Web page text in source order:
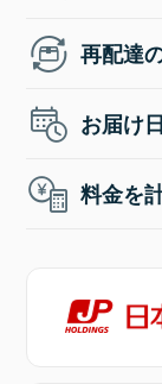
再配達
お届け
料金を